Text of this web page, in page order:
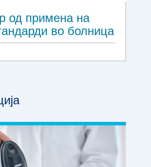
од примена на
во болница